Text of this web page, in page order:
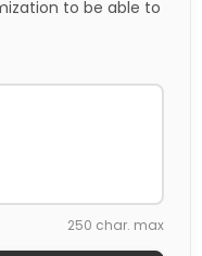
to be able to
250 char. max